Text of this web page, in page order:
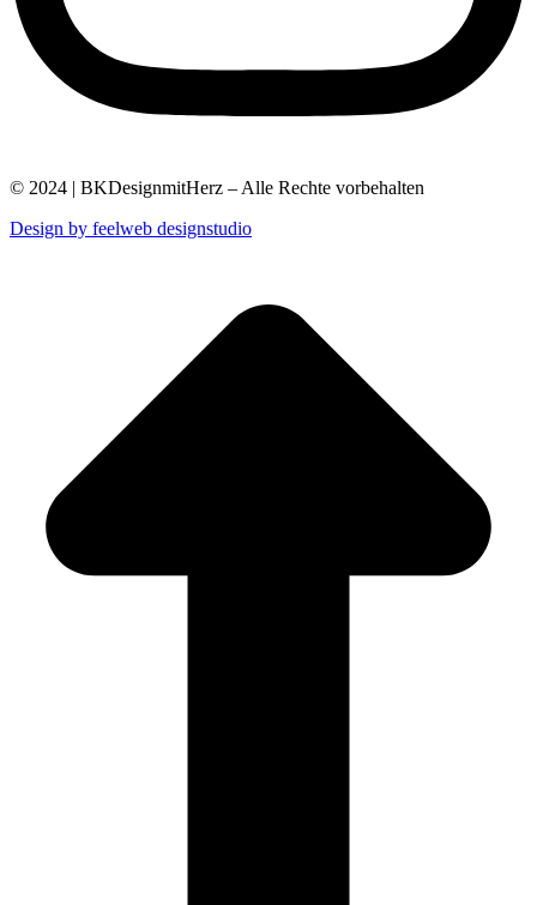
© 2024 | BKDesignmitHerz – Alle Rechte vorbehalten
Design by feelweb designstudio